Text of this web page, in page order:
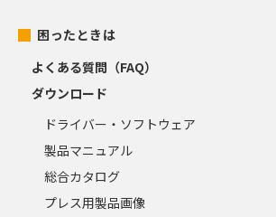
困ったときは
よくある質問（FAQ）
ダウンロード
ドライバー・ソフトウェア
製品マニュアル
総合カタログ
プレス用製品画像